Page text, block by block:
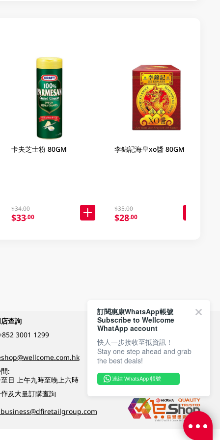
卡夫芝士粉 80GM
$34.00
$33.00
李錦記海皇xo醬 80GM
$35.00
$28.00
查詢
3001 1299
:
日 上午九時至晚上六時
及大量訂購查詢
付款方式
關注我們
訂閱惠康WhatsApp帳號
Subscribe to Wellcome
WhatApp account
快人一步接收至抵資訊！
Stay one step ahead and grab
the best deals!
連結 WhatsApp 帳號